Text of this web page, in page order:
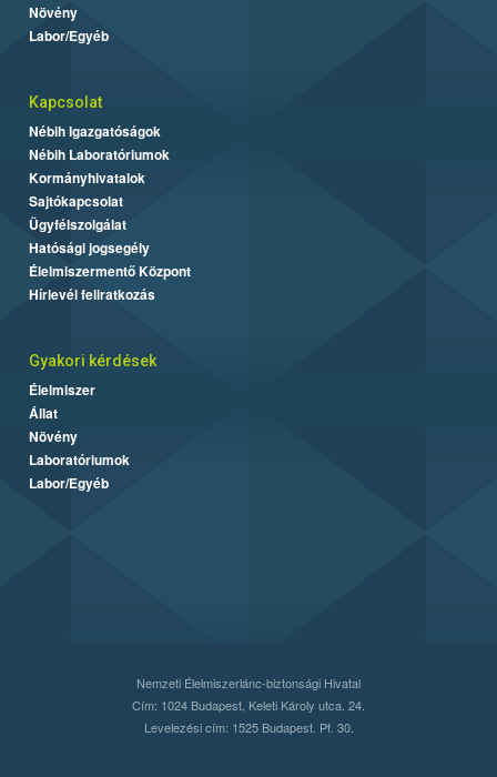
Növény
Labor/Egyéb
Kapcsolat
Nébih Igazgatóságok
Nébih Laboratóriumok
Kormányhivatalok
Sajtókapcsolat
Ügyfélszolgálat
Hatósági jogsegély
Élelmiszermentő Központ
Hírlevél feliratkozás
Gyakori kérdések
Élelmiszer
Állat
Növény
Laboratóriumok
Labor/Egyéb
Nemzeti Élelmiszerlánc-biztonsági Hivatal
Cím: 1024 Budapest, Keleti Károly utca. 24.
Levelezési cím: 1525 Budapest. Pf. 30.